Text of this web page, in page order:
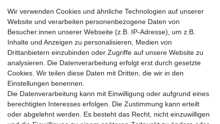
weitere Shops
traumlampen- Lampen und Kronleuchter
kinderwagencenter- Exklusive und günstige Kinderwagen
gastrogeraete24- alles für Gastronomie und Imbiss
soziale Medien
Facebook
sicher einkaufen
Wir verwenden Cookies und ähnliche Technologien auf unserer
Website und verarbeiten personenbezogene Daten von
Besucher:innen unserer Webseite (z.B. IP-Adresse), um z.B.
Inhalte und Anzeigen zu personalisieren, Medien von
Drittanbietern einzubinden oder Zugriffe auf unsere Website zu
analysieren. Die Datenverarbeitung erfolgt erst durch gesetzte
Cookies. Wir teilen diese Daten mit Dritten, die wir in den
Einstellungen benennen.
Die Datenverarbeitung kann mit Einwilligung oder aufgrund eines
berechtigten Interesses erfolgen. Die Zustimmung kann erteilt
oder abgelehnt werden. Es besteht das Recht, nicht einzuwilligen